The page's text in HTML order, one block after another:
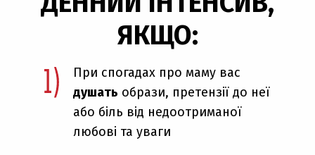
ЯКЩО:
При спогадах про маму вас
душать образи, претензії до неї
або біль від недоотриманої
любові та уваги